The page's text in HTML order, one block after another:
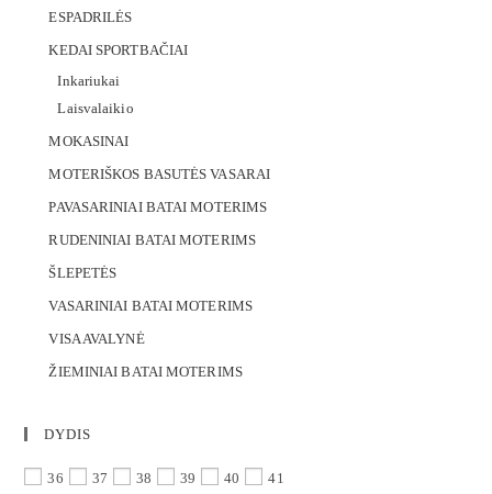
ESPADRILĖS
KEDAI SPORTBAČIAI
Inkariukai
Laisvalaikio
MOKASINAI
MOTERIŠKOS BASUTĖS VASARAI
PAVASARINIAI BATAI MOTERIMS
RUDENINIAI BATAI MOTERIMS
ŠLEPETĖS
VASARINIAI BATAI MOTERIMS
VISA AVALYNĖ
ŽIEMINIAI BATAI MOTERIMS
DYDIS
36 37 38 39 40 41